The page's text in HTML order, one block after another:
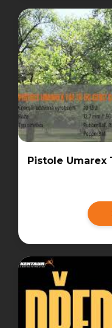
Pistole Umarex